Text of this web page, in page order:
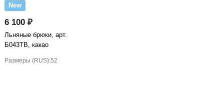
New
6 100 ₽
Льняные брюки, арт.
Б043ТВ, какао
Размеры (RUS):52